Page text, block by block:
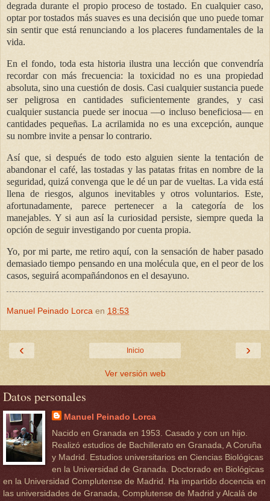
degrada durante el propio proceso de tostado. En cualquier caso,
optar por tostados más suaves es una decisión que uno puede tomar
sin sentir que está renunciando a los placeres fundamentales de la
vida.
En el fondo, toda esta historia ilustra una lección que convendría
recordar con más frecuencia: la toxicidad no es una propiedad
absoluta, sino una cuestión de dosis. Casi cualquier sustancia puede
ser peligrosa en cantidades suficientemente grandes, y casi
cualquier sustancia puede ser inocua —o incluso beneficiosa— en
cantidades pequeñas. La acrilamida no es una excepción, aunque
su nombre invite a pensar lo contrario.
Así que, si después de todo esto alguien siente la tentación de
abandonar el café, las tostadas y las patatas fritas en nombre de la
seguridad, quizá convenga que le dé un par de vueltas. La vida está
llena de riesgos, algunos inevitables y otros voluntarios. Este,
afortunadamente, parece pertenecer a la categoría de los
manejables. Y si aun así la curiosidad persiste, siempre queda la
opción de seguir investigando por cuenta propia.
Yo, por mi parte, me retiro aquí, con la sensación de haber pasado
demasiado tiempo pensando en una molécula que, en el peor de los
casos, seguirá acompañándonos en el desayuno.
Manuel Peinado Lorca en 18:53
‹ ›
Inicio
Ver versión web
Datos personales
Manuel Peinado Lorca
Nacido en Granada en 1953. Casado y con un hijo.
Realizó estudios de Bachillerato en Granada, A Coruña
y Madrid. Estudios universitarios en Ciencias Biológicas
en la Universidad de Granada. Doctorado en Biológicas
en la Universidad Complutense de Madrid. Ha impartido docencia en
las universidades de Granada, Complutense de Madrid y Alcalá de